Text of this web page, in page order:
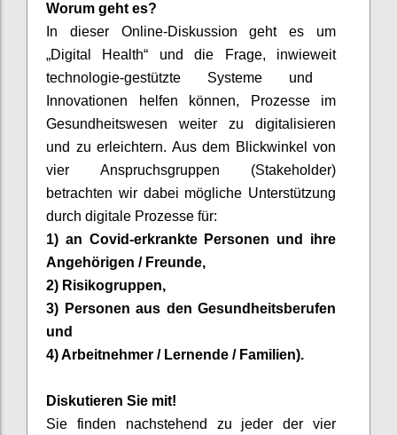
Worum geht es?
In dieser Online-Diskussion geht es um
„Digital Health“ und die Frage, inwieweit
technologie-gestützte Systeme und
Innovationen helfen können, Prozesse im
Gesundheitswesen weiter zu digitalisieren
und zu erleichtern. Aus dem Blickwinkel von
vier Anspruchsgruppen (Stakeholder)
betrachten wir dabei mögliche Unterstützung
durch digitale Prozesse für:
1) an Covid-erkrankte Personen und ihre
Angehörigen / Freunde,
2) Risikogruppen,
3) Personen aus den Gesundheitsberufen
und
4) Arbeitnehmer / Lernende / Familien).
Diskutieren Sie mit!
Sie finden nachstehend zu jeder der vier